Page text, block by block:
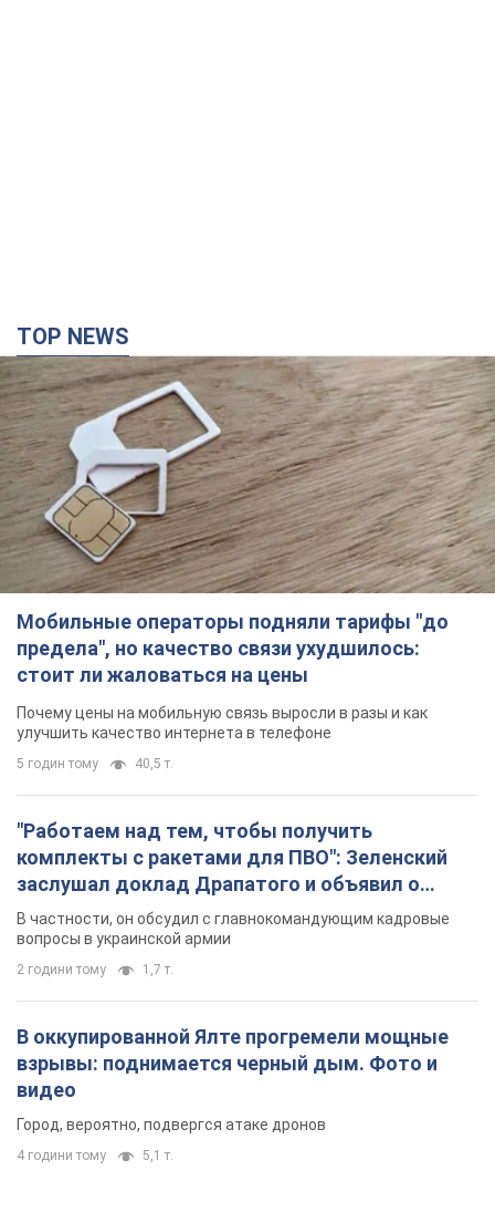
TOP NEWS
Мобильные операторы подняли тарифы "до
предела", но качество связи ухудшилось:
стоит ли жаловаться на цены
Почему цены на мобильную связь выросли в разы и как
улучшить качество интернета в телефоне
5 годин тому 40,5 т.
"Работаем над тем, чтобы получить
комплекты с ракетами для ПВО": Зеленский
заслушал доклад Драпатого и объявил о
новых мерах
В частности, он обсудил с главнокомандующим кадровые
вопросы в украинской армии
2 години тому 1,7 т.
В оккупированной Ялте прогремели мощные
взрывы: поднимается черный дым. Фото и
видео
Город, вероятно, подвергся атаке дронов
4 години тому 5,1 т.